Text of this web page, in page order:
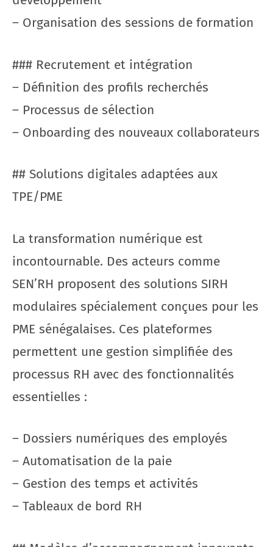
– Organisation des sessions de formation
### Recrutement et intégration
– Définition des profils recherchés
– Processus de sélection
– Onboarding des nouveaux collaborateurs
## Solutions digitales adaptées aux
TPE/PME
La transformation numérique est
incontournable. Des acteurs comme
SEN’RH proposent des solutions SIRH
modulaires spécialement conçues pour les
PME sénégalaises. Ces plateformes
permettent une gestion simplifiée des
processus RH avec des fonctionnalités
essentielles :
– Dossiers numériques des employés
– Automatisation de la paie
– Gestion des temps et activités
– Tableaux de bord RH